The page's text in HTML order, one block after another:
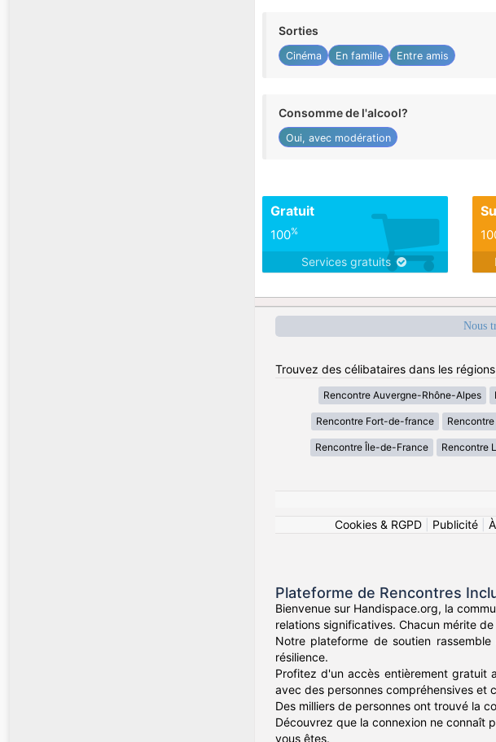
Sorties
Cinéma En famille Entre amis
Consomme de l'alcool?
Oui, avec modération
Gratuit
100%
Services gratuits
Nous
Trouvez des célibataires dans les
Rencontre Auvergne-Rhône-Alpes
Rencontre Fort-de-france
Rencontre Île-de-France Rencontre
Cookies & RGPD| Publicité|
Plateforme de Rencontres
Bienvenue sur Handispace.org, la
relations significatives. Chacun mérite
Notre plateforme de soutien
résilience.
Profitez d'un accès entièrement gratuit
avec des personnes compréhensives et
Des milliers de personnes ont trouvé la
Découvrez que la connexion ne connaît
vous êtes.